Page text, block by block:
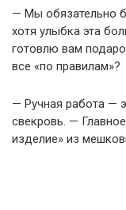
— Мы обязательно
хотя улыбка эта
готовлю вам
все «по правилам»?
— Ручная работа —
свекровь. —
изделие» из